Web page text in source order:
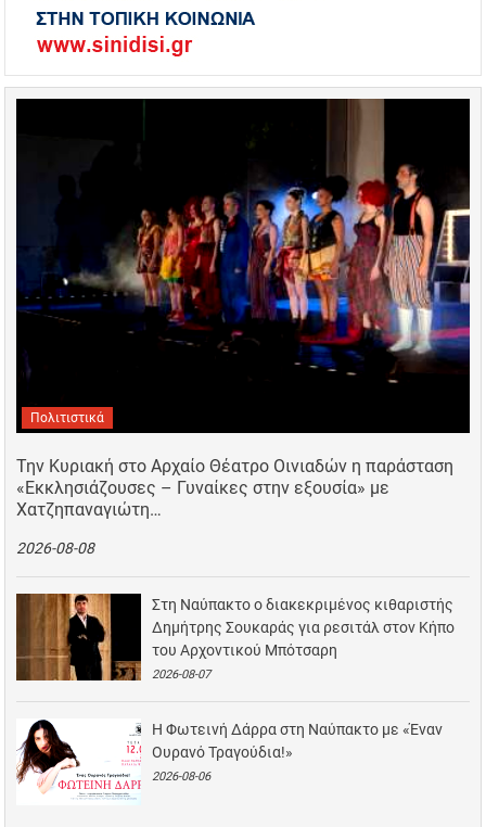
Πολιτιστικά
Την Κυριακή στο Αρχαίο Θέατρο Οινιαδών η παράσταση
«Εκκλησιάζουσες – Γυναίκες στην εξουσία» με
Χατζηπαναγιώτη…
2026-08-08
Στη Ναύπακτο ο διακεκριμένος κιθαριστής
Δημήτρης Σουκαράς για ρεσιτάλ στον Κήπο
του Αρχοντικού Μπότσαρη
2026-08-07
Η Φωτεινή Δάρρα στη Ναύπακτο με «Έναν
Ουρανό Τραγούδια!»
2026-08-06